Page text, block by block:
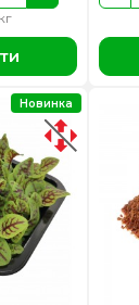
Новинка